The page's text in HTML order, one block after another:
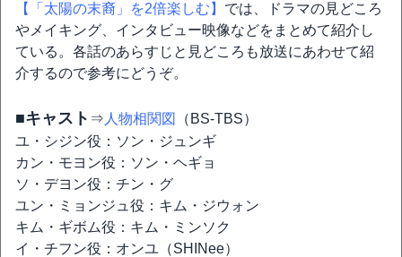
【「太陽の末裔」を2倍楽しむ】 では、ドラマの見どころ
やメイキング、インタビュー映像などをまとめて紹介し
ている。各話のあらすじと見どころも放送にあわせて紹
介するので参考にどうぞ。
■キャスト ⇒ 人物相関図
（BS-TBS）
ユ・シジン役：ソン・ジュンギ
カン・モヨン役：ソン・ヘギョ
ソ・デヨン役：チン・グ
ユン・ミョンジュ役：キム・ジウォン
キム・ギボム役：キム・ミンソク
イ・チフン役：オンユ（SHINee）